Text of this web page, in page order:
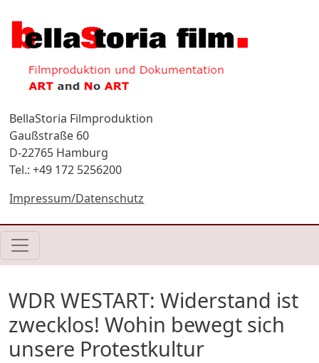
BellaStoria Filmproduktion
Gaußstraße 60
D-22765 Hamburg
Tel.: +49 172 5256200
Impressum/Datenschutz
WDR WESTART: Widerstand ist
zwecklos! Wohin bewegt sich
unsere Protestkultur